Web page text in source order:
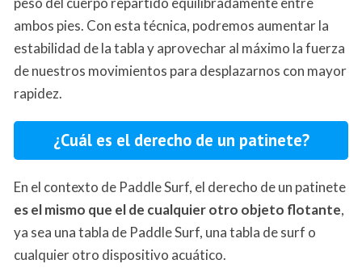
ambos pies. Con esta técnica, podremos aumentar la
estabilidad de la tabla y aprovechar al máximo la fuerza
de nuestros movimientos para desplazarnos con mayor
rapidez.
¿Cuál es el derecho de un patinete?
En el contexto de Paddle Surf, el derecho de un patinete
es el mismo que el de cualquier otro objeto flotante,
ya sea una tabla de Paddle Surf, una tabla de surf o
cualquier otro dispositivo acuático.